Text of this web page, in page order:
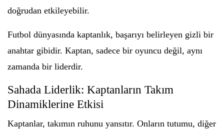
doğrudan etkileyebilir.
Futbol dünyasında kaptanlık, başarıyı belirleyen gizli bir
anahtar gibidir. Kaptan, sadece bir oyuncu değil, aynı
zamanda bir liderdir.
Sahada Liderlik: Kaptanların Takım
Dinamiklerine Etkisi
Kaptanlar, takımın ruhunu yansıtır. Onların tutumu, diğer